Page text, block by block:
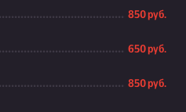
850 руб.
650 руб.
850 руб.